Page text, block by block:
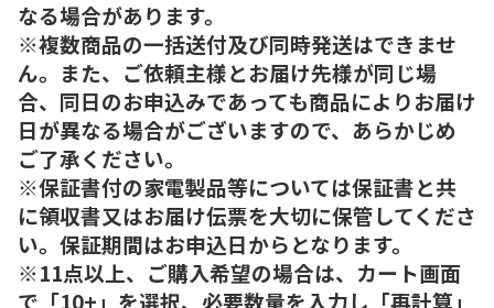
なる場合があります。
※複数商品の一括送付及び同時発送はできませ
ん。また、ご依頼主様とお届け先様が同じ場
合、同日のお申込みであっても商品によりお届け
日が異なる場合がございますので、あらかじめ
ご了承ください。
※保証書付の家電製品等については保証書と共
に領収書又はお届け伝票を大切に保管してくださ
い。保証期間はお申込日からとなります。
※11点以上、ご購入希望の場合は、カート画面
で「10+」を選択、必要数量を入力し「再計算」